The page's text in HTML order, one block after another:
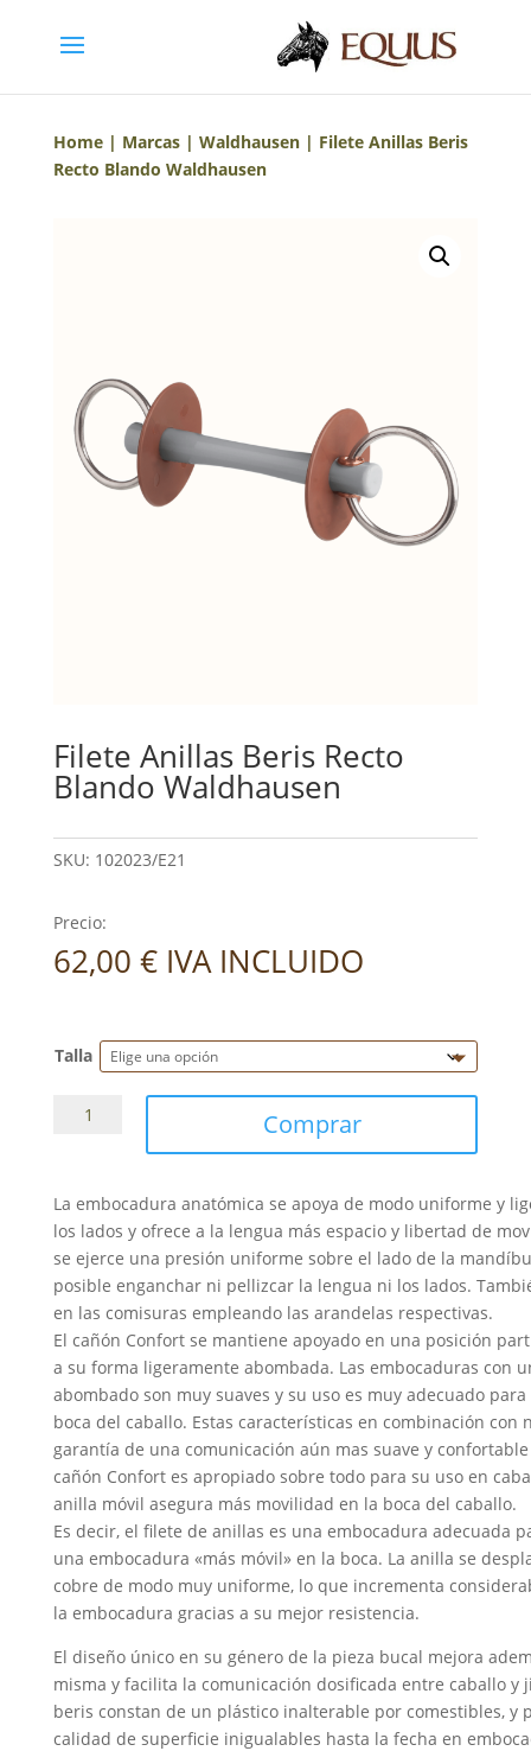
Home| Marcas| Waldhausen| Filete Anillas Beris
Recto Blando Waldhausen
Filete Anillas Beris Recto
Blando Waldhausen
SKU: 102023/E21
Precio:
62,00 € IVA INCLUIDO
Talla
Filete
Blando
Waldhausen
cantidad
Comprar
La embocadura anatómica se apoya de modo uniforme y
los lados y ofrece a la lengua más espacio y libertad de
se ejerce una presión uniforme sobre el lado de la
posible enganchar ni pellizcar la lengua ni los lados.
en las comisuras empleando las arandelas respectivas.
El cañón Confort se mantiene apoyado en una posición
a su forma ligeramente abombada. Las embocaduras con
abombado son muy suaves y su uso es muy adecuado
boca del caballo. Estas características en combinación con
garantía de una comunicación aún mas suave y
cañón Confort es apropiado sobre todo para su uso en
anilla móvil asegura más movilidad en la boca del caballo.
Es decir, el filete de anillas es una embocadura adecuada
una embocadura «más móvil» en la boca. La anilla se
cobre de modo muy uniforme, lo que incrementa
la embocadura gracias a su mejor resistencia.
El diseño único en su género de la pieza bucal mejora
misma y facilita la comunicación dosificada entre caballo y
beris constan de un plástico inalterable por comestibles, y
calidad de superficie inigualables hasta la fecha en